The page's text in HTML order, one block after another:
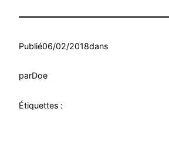
Publié06/02/2018dans
parDoe
Étiquettes :